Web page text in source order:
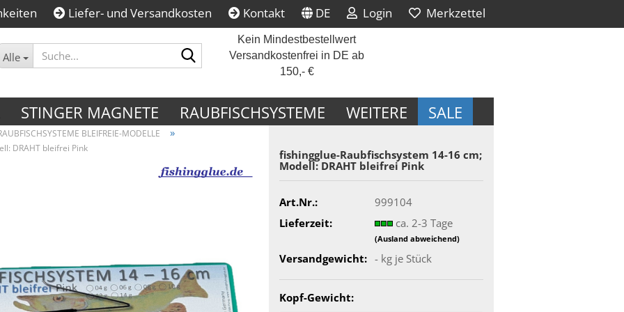
Liefer- und Versandkosten Kontakt DE Login Merkzettel
Alle
Suche...
Kein Mindestbestellwert
Versandkostenfrei in DE ab
150,- €
STINGER MAGNETE RAUBFISCHSYSTEME SALE
WEITERE
BLEIFREIE-MODELLE »
DRAHT bleifrei Pink
fishingglue-​Raubfischsystem 14-16 cm;
Mo­dell: DRAHT blei­frei Pink
Art.Nr.:
999104
Lieferzeit:
ca. 2-3 Tage
(Ausland abweichend)
Versandgewicht: -kg je Stück
Kopf-Gewicht: